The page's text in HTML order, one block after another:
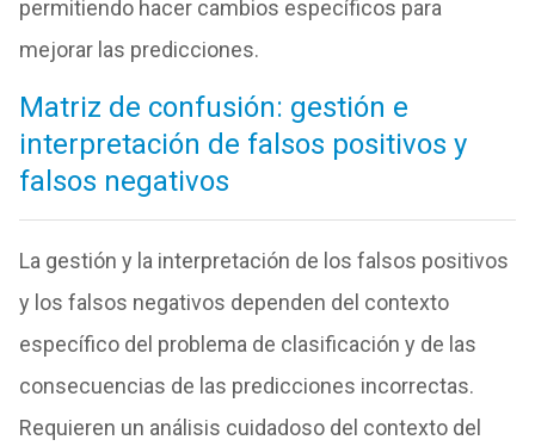
permitiendo hacer cambios específicos para
mejorar las predicciones.
Matriz de confusión: gestión e
interpretación de falsos positivos y
falsos negativos
La gestión y la interpretación de los falsos positivos
y los falsos negativos dependen del contexto
específico del problema de clasificación y de las
consecuencias de las predicciones incorrectas.
Requieren un análisis cuidadoso del contexto del